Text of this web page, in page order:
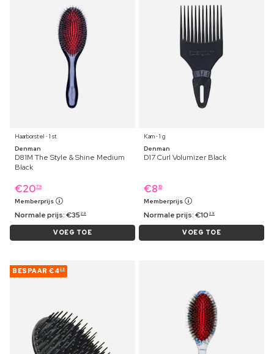
Haarborstel ⋅ 1 st
Denman
D81M The Style & Shine Medium
Black
€2079
Memberprijs
Normale prijs:€35 29
VOEG TOE
Kam ⋅ 1 g
Denman
D17 Curl Volumizer Black
€8 19
Memberprijs
Normale prijs:€10 29
VOEG TOE
BESPAAR €4 28